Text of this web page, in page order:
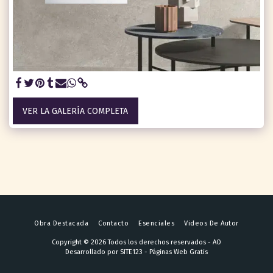
VER LA GALERÍA COMPLETA
Obra Destacada Contacto Esenciales Videos De Autor
Copyright © 2026 Todos los derechos reservados - AO
Desarrollado por SITE123 - Páginas Web Gratis